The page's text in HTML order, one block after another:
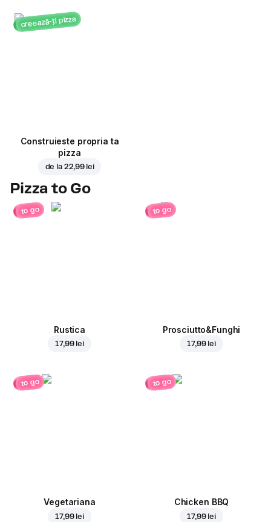
creează-ți pizza
Construieste propria ta
pizza
de la 22,99 lei
Pizza to Go
to go
Rustica
17,99 lei
to go
Prosciutto&Funghi
17,99 lei
to go
Vegetariana
17,99 lei
to go
Chicken BBQ
17,99 lei